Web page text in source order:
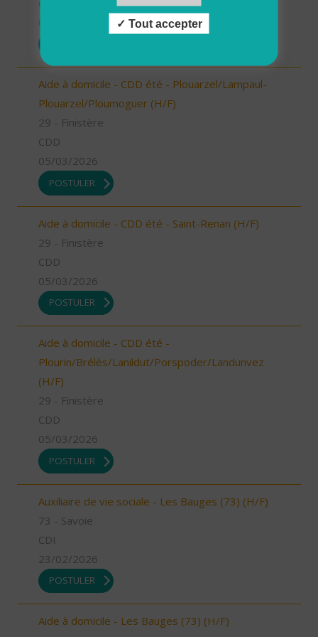
Aide à domicile - CDD été - Plouarzel/Lampaul-
Plouarzel/Ploumoguer (H/F)
29 - Finistère
CDD
05/03/2026
POSTULER
Aide à domicile - CDD été - Saint-Renan (H/F)
29 - Finistère
CDD
05/03/2026
POSTULER
Aide à domicile - CDD été -
Plourin/Brélès/Lanildut/Porspoder/Landunvez
(H/F)
29 - Finistère
CDD
05/03/2026
POSTULER
Auxiliaire de vie sociale - Les Bauges (73) (H/F)
73 - Savoie
CDI
23/02/2026
POSTULER
Aide à domicile - Les Bauges (73) (H/F)
Tout accepter